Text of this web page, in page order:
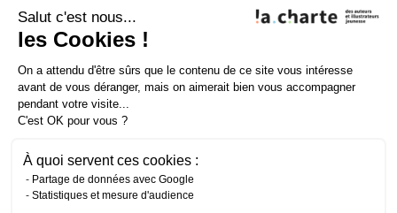
Centre national du livre
La Sofia
La SAIF
CFC
Lire et faire lire
Crédits
Salut c'est nous...
les Cookies !
On a attendu d'être sûrs que le contenu de ce site vous intéresse
avant de vous déranger, mais on aimerait bien vous accompagner
pendant votre visite...
C'est OK pour vous ?
À quoi servent ces cookies :
Partage de données avec Google
Statistiques et mesure d'audience